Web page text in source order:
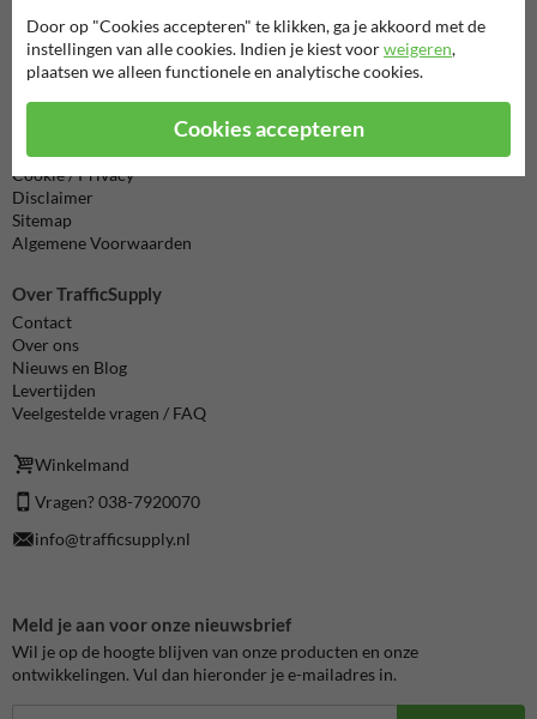
Alle contactgegevens
Product(en) retourneren
Cookie / Privacy
Disclaimer
Sitemap
Algemene Voorwaarden
Over TrafficSupply
Contact
Over ons
Nieuws en Blog
Levertijden
Veelgestelde vragen / FAQ
Winkelmand
Vragen? 038-7920070
info@trafficsupply.nl
Meld je aan voor onze nieuwsbrief
Wil je op de hoogte blijven van onze producten en onze
ontwikkelingen. Vul dan hieronder je e-mailadres in.
Door op "Cookies accepteren" te klikken, ga je akkoord met de
instellingen van alle cookies. Indien je kiest voorweigeren,
plaatsen we alleen functionele en analytische cookies.
Cookies accepteren